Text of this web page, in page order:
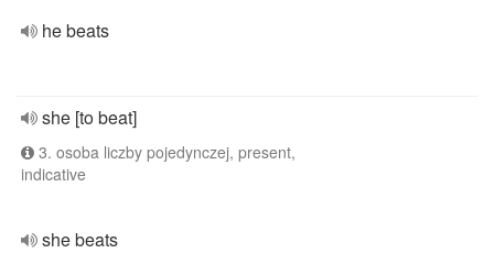
he beats
she [to beat]
3. osoba liczby pojedynczej, present,
indicative
she beats